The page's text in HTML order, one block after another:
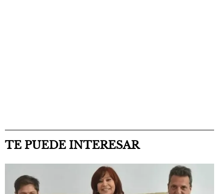
TE PUEDE INTERESAR